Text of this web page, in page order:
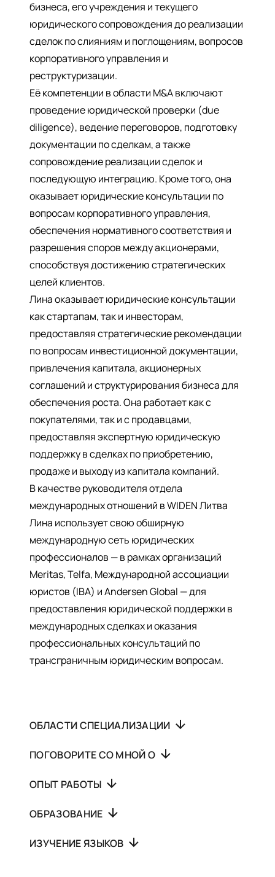
бизнеса, его учреждения и текущего
юридического сопровождения до реализации
сделок по слияниям и поглощениям, вопросов
корпоративного управления и
реструктуризации.
Её компетенции в области M&A включают
проведение юридической проверки (due
diligence), ведение переговоров, подготовку
документации по сделкам, а также
сопровождение реализации сделок и
последующую интеграцию. Кроме того, она
оказывает юридические консультации по
вопросам корпоративного управления,
обеспечения нормативного соответствия и
разрешения споров между акционерами,
способствуя достижению стратегических
целей клиентов.
Лина оказывает юридические консультации
как стартапам, так и инвесторам,
предоставляя стратегические рекомендации
по вопросам инвестиционной документации,
привлечения капитала, акционерных
соглашений и структурирования бизнеса для
обеспечения роста. Она работает как с
покупателями, так и с продавцами,
предоставляя экспертную юридическую
поддержку в сделках по приобретению,
продаже и выходу из капитала компаний.
В качестве руководителя отдела
международных отношений в WIDEN Литва
Лина использует свою обширную
международную сеть юридических
профессионалов — в рамках организаций
Meritas, Telfa, Международной ассоциации
юристов (IBA) и Andersen Global — для
предоставления юридической поддержки в
международных сделках и оказания
профессиональных консультаций по
трансграничным юридическим вопросам.
ОБЛАСТИ СПЕЦИАЛИЗАЦИИ
ПОГОВОРИТЕ СО МНОЙ О
ОПЫТ РАБОТЫ
ОБРАЗОВАНИЕ
ИЗУЧЕНИЕ ЯЗЫКОВ